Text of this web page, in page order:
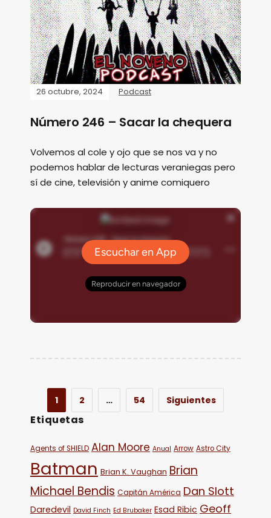
26 octubre, 2024 Podcast
Número 246 – Sacar la chequera
Volvemos al cole y ojo que se nos va y no
podemos hablar de lecturas veraniegas pero
sí de cine, televisión y anime comiquero
1 2 … 54 Siguientes
Etiquetas
Agents of SHIELD Alan Moore Anual Arrow Astro City
Batman Brian K. Vaughan Brian
Michael Bendis Capitán América Dan Slott
Daredevil David Finch Ed Brubaker Esad Ribic Geoff